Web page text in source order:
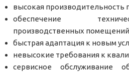
высокая производительность
обеспечение
производственных
быстрая адаптация к новым
невысокие требования к
сервисное обслуживание